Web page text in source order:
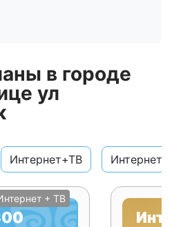
в городе
ул
Интернет+ТВ
+ ТВ